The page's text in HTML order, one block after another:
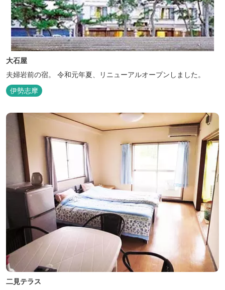
大石屋
夫婦岩前の宿。 令和元年夏、リニューアルオープンしました。
伊勢志摩
二見テラス